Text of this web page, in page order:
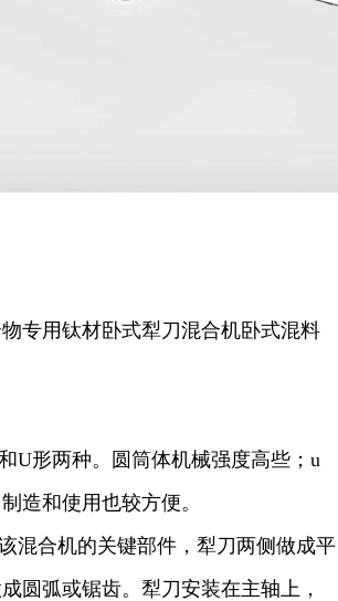
专用钛材卧式犁刀混合机卧式混料
U形两种。圆筒体机械强度高些；u
造和使用也较方便。
混合机的关键部件，犁刀两侧做成平
圆弧或锯齿。犁刀安装在主轴上，